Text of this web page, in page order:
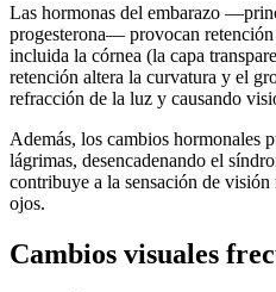
Las hormonas del embarazo
progesterona— provocan
incluida la córnea (la capa
retención altera la curvatura y el
refracción de la luz y causando
Además, los cambios hormonales
lágrimas, desencadenando el
contribuye a la sensación de
ojos.
Cambios visuales